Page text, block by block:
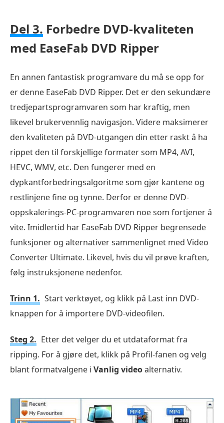
Del 3. Forbedre DVD-kvaliteten
med EaseFab DVD Ripper
En annen fantastisk programvare du må se opp for
er denne EaseFab DVD Ripper. Det er den sekundære
tredjepartsprogramvaren som har kraftig, men
likevel brukervennlig navigasjon. Videre maksimerer
den kvaliteten på DVD-utgangen din etter raskt å ha
rippet den til forskjellige formater som MP4, AVI,
HEVC, WMV, etc. Den fungerer med en
dypkantforbedringsalgoritme som gjør kantene og
restlinjene fine og tynne. Derfor er denne DVD-
oppskalerings-PC-programvaren noe som fortjener å
vite. Imidlertid har EaseFab DVD Ripper begrensede
funksjoner og alternativer sammenlignet med Video
Converter Ultimate. Likevel, hvis du vil prøve kraften,
følg instruksjonene nedenfor.
Trinn 1. Start verktøyet, og klikk på Last inn DVD-
knappen for å importere DVD-videofilen.
Steg 2. Etter det velger du et utdataformat fra
ripping. For å gjøre det, klikk på Profil-fanen og velg
blant formatvalgene i Vanlig videoalternativ.